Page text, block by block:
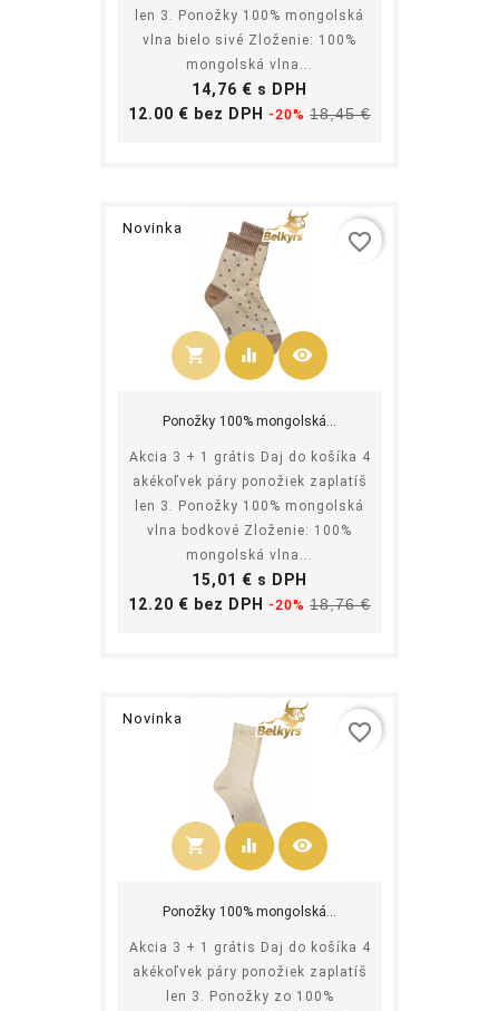
len 3. Ponožky 100% mongolská
vlna bielo sivé Zloženie: 100%
mongolská vlna...
Cena
14,76 € s DPH
12.00 € bez DPH Základná
-20% 18,45 €Cena
Novinka
shopping_cart
Kúpiť
equalizer visibility
Ponožky 100% mongolská...
Akcia 3 + 1 grátis Daj do košíka 4
akékoľvek páry ponožiek zaplatíš
len 3. Ponožky 100% mongolská
vlna bodkové Zloženie: 100%
mongolská vlna...
Cena
15,01 € s DPH
12.20 € bez DPH Základná
-20% 18,76 €Cena
favorite_border
Novinka
shopping_cart
Kúpiť
equalizer visibility
Ponožky 100% mongolská...
Akcia 3 + 1 grátis Daj do košíka 4
akékoľvek páry ponožiek zaplatíš
len 3. Ponožky zo 100%
favorite_border